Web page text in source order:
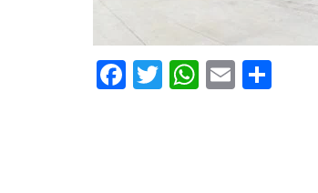
Facebook
TwitterWhatsApp
Email